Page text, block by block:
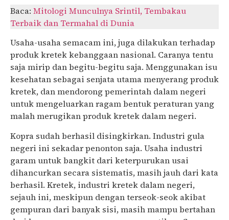
Baca: Mitologi Munculnya Srintil, Tembakau
Terbaik dan Termahal di Dunia
Usaha-usaha semacam ini, juga dilakukan terhadap
produk kretek kebanggaan nasional. Caranya tentu
saja mirip dan begitu-begitu saja. Menggunakan isu
kesehatan sebagai senjata utama menyerang produk
kretek, dan mendorong pemerintah dalam negeri
untuk mengeluarkan ragam bentuk peraturan yang
malah merugikan produk kretek dalam negeri.
Kopra sudah berhasil disingkirkan. Industri gula
negeri ini sekadar penonton saja. Usaha industri
garam untuk bangkit dari keterpurukan usai
dihancurkan secara sistematis, masih jauh dari kata
berhasil. Kretek, industri kretek dalam negeri,
sejauh ini, meskipun dengan terseok-seok akibat
gempuran dari banyak sisi, masih mampu bertahan